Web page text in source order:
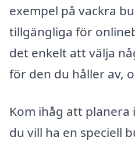
exempel på vackra
tillgängliga för
det enkelt att välja
för den du håller av,
Kom ihåg att
du vill ha en speciell